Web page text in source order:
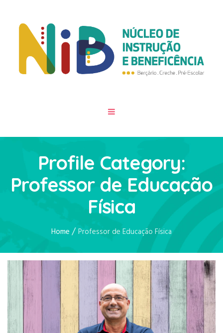
Profile Category:
Professor de Educação
Física
Home /Professor de Educação Física